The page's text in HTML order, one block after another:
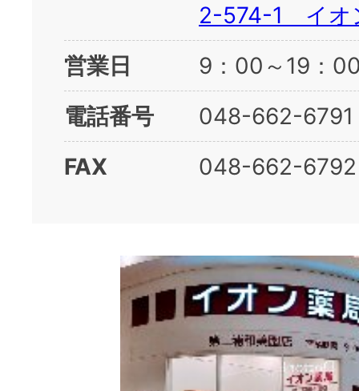
2-574-1 イオ
営業日
9：00～19
電話番号
048-662-6791
FAX
048-662-6792